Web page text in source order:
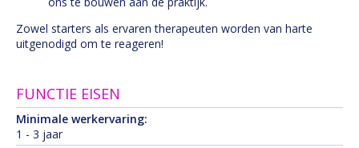
Zowel starters als ervaren therapeuten worden van harte
uitgenodigd om te reageren!
FUNCTIE EISEN
Minimale werkervaring:
1 - 3 jaar